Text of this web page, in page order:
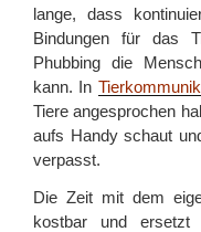
lange, dass
Bindungen für das
Phubbing die
kann. In
Tiere angesprochen
aufs Handy schaut
verpasst.
Die Zeit mit dem
kostbar und